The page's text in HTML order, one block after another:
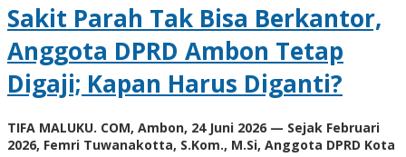
Sakit Parah Tak Bisa Berkantor,
Anggota DPRD Ambon Tetap
Digaji; Kapan Harus Diganti?
TIFA MALUKU. COM, Ambon, 24 Juni 2026 — Sejak Februari
2026, Femri Tuwanakotta, S.Kom., M.Si, Anggota DPRD Kota